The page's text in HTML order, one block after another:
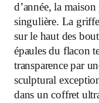
d’année, la
singulière. La
sur le haut des
épaules du flacon
transparence par
sculptural
dans un coffret